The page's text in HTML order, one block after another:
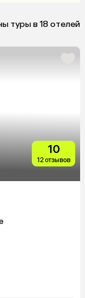
туры в 18 отелей
10
12 отзывов